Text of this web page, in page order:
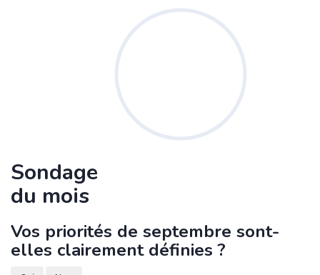
Sondage
du mois
Vos priorités de septembre sont-
elles clairement définies ?